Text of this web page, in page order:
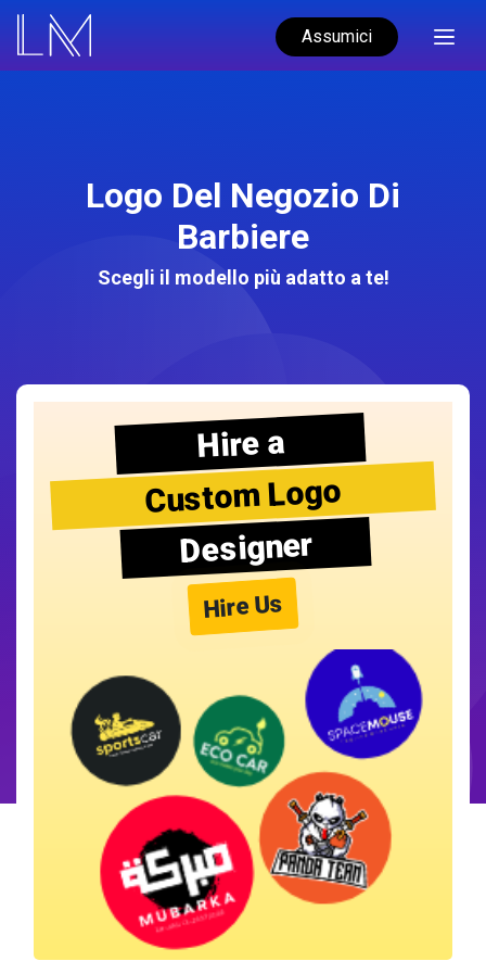
Assumici
Logo Del Negozio Di
Barbiere
Scegli il modello più adatto a te!
Hire a
Custom Logo
Designer
Hire Us